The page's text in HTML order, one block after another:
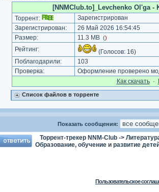
[NNMClub.to]_Levchenko Ol'ga
Торрент:
Зарегистрирован
Зарегистрирован:
26 Май 2026 16:54:45
Размер:
11.3 MB ()
Рейтинг: (Голосов: 16)
Поблагодарили:
103
Проверка:
Оформление проверено
Как cкачать·
Список файлов в торренте
Показать сообщения:
Торрент-трекер NNM-Club ->
Образование, обучение и развитие
Пользовательское